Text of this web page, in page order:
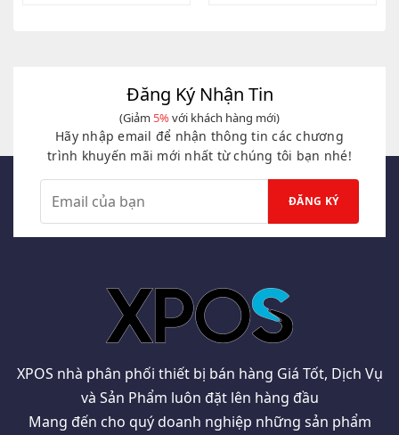
Đăng Ký Nhận Tin
(Giảm 5%với khách hàng mới)
Hãy nhập email để nhận thông tin các chương
trình khuyến mãi mới nhất từ chúng tôi bạn nhé!
XPOS nhà phân phối thiết bị bán hàng Giá Tốt, Dịch Vụ
và Sản Phẩm luôn đặt lên hàng đầu
Mang đến cho quý doanh nghiệp những sản phẩm